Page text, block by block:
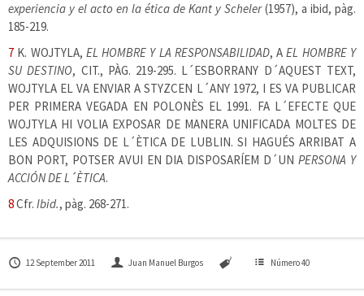
experiencia y el acto en la ética de Kant y Scheler(1957), a ibid, pàg.
185-219.
7 K. WOJTYLA, EL HOMBRE Y LA RESPONSABILIDAD, AEL HOMBRE Y
SU DESTINO, CIT., PÀG. 219-295. L´ESBORRANY D´AQUEST TEXT,
WOJTYLA EL VA ENVIAR A STYZCEN L´ANY 1972, I ES VA PUBLICAR
PER PRIMERA VEGADA EN POLONÈS EL 1991. FA L´EFECTE QUE
WOJTYLA HI VOLIA EXPOSAR DE MANERA UNIFICADA MOLTES DE
LES ADQUISIONS DE L´ÈTICA DE LUBLIN. SI HAGUÉS ARRIBAT A
BON PORT, POTSER AVUI EN DIA DISPOSARÍEM D´UNPERSONA Y
ACCIÓN DE L´ÈTICA.
8Cfr. Ibid., pàg. 268-271.
12 September 2011 Juan Manuel Burgos Número 40